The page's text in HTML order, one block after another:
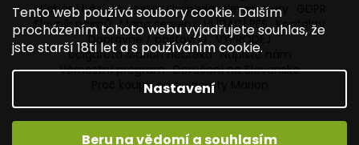
Tento web používá soubory cookie. Dalším
procházením tohoto webu vyjadřujete souhlas, že
jste starší 18ti let a s používáním cookie.
Nastavení
Beru na vědomí a souhlasím
Míchání bází a boosteru Imperia Newslettery
Slovník pojmů Mapa serveru HLÍDACÍ PES Kontakty
Dopravné / poštovné VÝPRODEJ
ecigareta Marion Heureka Napište nám
Věrnostní program Doručení na Slovensko
Proč koupit od ecigarety Marion
Vytvořil Shoptet